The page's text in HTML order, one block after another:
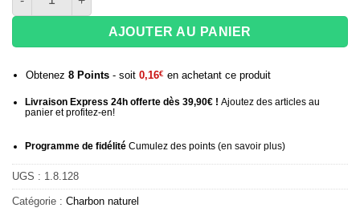
AJOUTER AU PANIER
Obtenez 8Points- soit 0,16€ en achetant ce produit
Livraison Express 24h offerte dès 39,90€ ! Ajoutez des articles au
panier et profitez-en!
Programme de fidélitéCumulez des points (en savoir plus)
UGS : 1.8.128
Catégorie : Charbon naturel